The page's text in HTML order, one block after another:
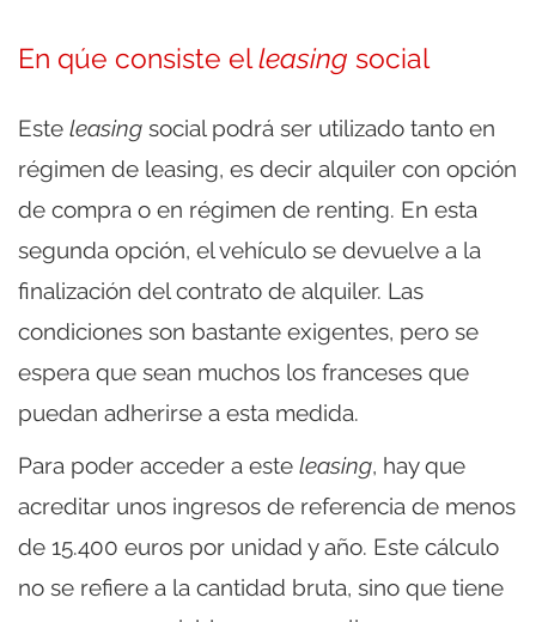
En qúe consiste elleasing social
Este leasing social podrá ser utilizado tanto en
régimen de leasing, es decir alquiler con opción
de compra o en régimen de renting. En esta
segunda opción, el vehículo se devuelve a la
finalización del contrato de alquiler. Las
condiciones son bastante exigentes, pero se
espera que sean muchos los franceses que
puedan adherirse a esta medida.
Para poder acceder a este leasing, hay que
acreditar unos ingresos de referencia de menos
de 15.400 euros por unidad y año. Este cálculo
no se refiere a la cantidad bruta, sino que tiene